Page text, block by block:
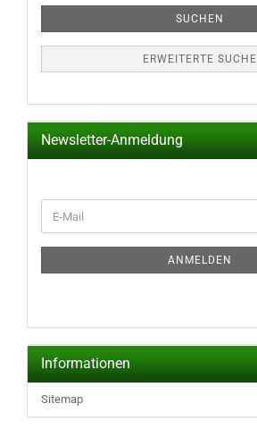
SUCHEN
ERWEITERTE SUCHE
Newsletter-Anmeldung
ZUR
E-
Mail
ANMELDEN
Informationen
Sitemap